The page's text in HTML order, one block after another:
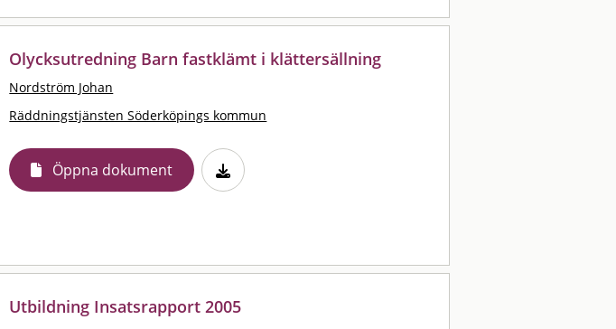
Olycksutredning Barn fastklämt i klättersällning
Nordström Johan
Räddningstjänsten Söderköpings kommun
Öppna dokument
Utbildning Insatsrapport 2005